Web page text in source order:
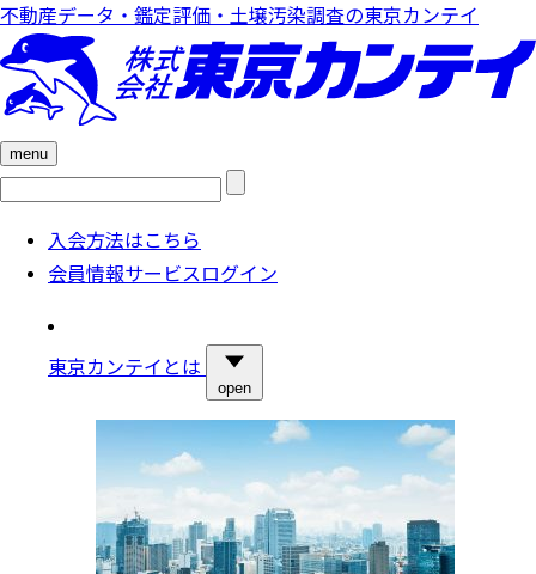
不動産データ・鑑定評価・土壌汚染調査の東京カンテイ
menu
検
入会方法はこちら
会員情報サービスログイン
東京カンテイとは
open